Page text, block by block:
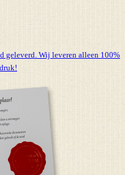
geleverd. Wij leveren alleen 100%